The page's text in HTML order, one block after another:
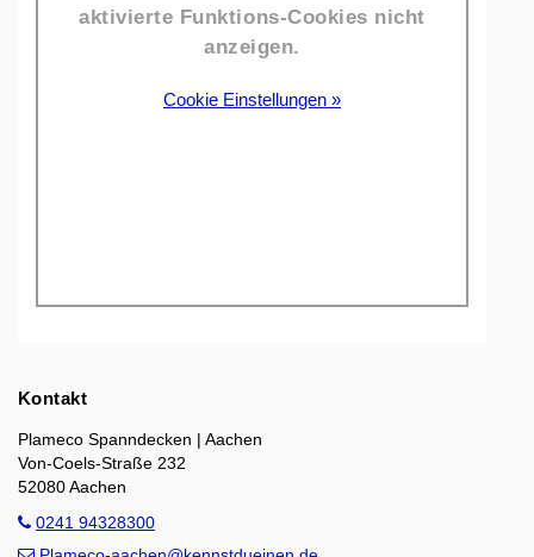
aktivierte Funktions-Cookies nicht
anzeigen.
Cookie Einstellungen »
Kontakt
Plameco Spanndecken | Aachen
Von-Coels-Straße 232
52080 Aachen
0241 94328300